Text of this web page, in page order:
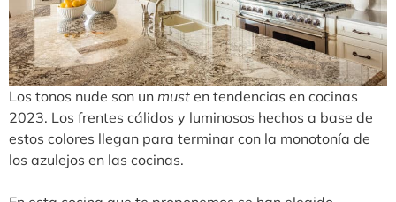
Los tonos nude son un must en tendencias en cocinas
2023. Los frentes cálidos y luminosos hechos a base de
estos colores llegan para terminar con la monotonía de
los azulejos en las cocinas.